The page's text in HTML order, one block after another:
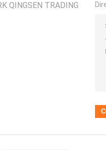
QINGSEN TRADING